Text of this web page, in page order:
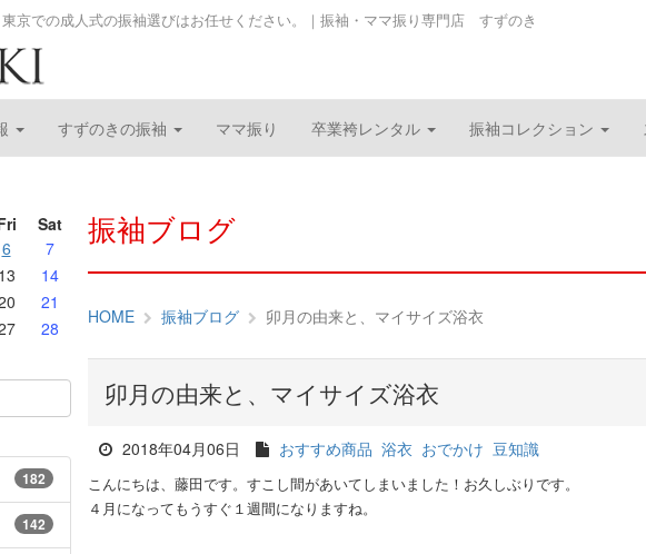
京での成人式の振袖選びはお任せください。｜振袖・ママ振り専門店 すずのき
すずのきの振袖 ママ振り 卒業袴レンタル 振袖コレクション
Sat
6
7
13
14
21
28
182
142
振袖ブログ
HOME 振袖ブログ 卯月の由来と、マイサイズ浴衣
卯月の由来と、マイサイズ浴衣
2018年04月06日 おすすめ商品 浴衣 おでかけ 豆知識
こんにちは、藤田です。すこし間があいてしまいました！お久しぶりです。
４月になってもうすぐ１週間になりますね。